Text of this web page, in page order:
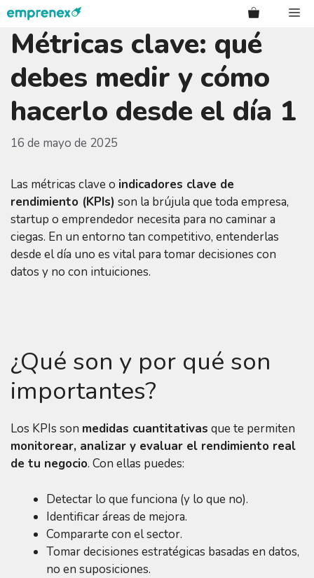
Saltar
contenido
Métricas clave: qué
debes medir y cómo
hacerlo desde el día 1
16 de mayo de 2025
Las métricas clave o indicadores clave de
rendimiento (KPIs) son la brújula que toda empresa,
startup o emprendedor necesita para no caminar a
ciegas. En un entorno tan competitivo, entenderlas
desde el día uno es vital para tomar decisiones con
datos y no con intuiciones.
¿Qué son y por qué son
importantes?
Los KPIs son medidas cuantitativas que te permiten
monitorear, analizar y evaluar el rendimiento real
de tu negocio. Con ellas puedes:
Detectar lo que funciona (y lo que no).
Identificar áreas de mejora.
Compararte con el sector.
Tomar decisiones estratégicas basadas en datos,
no en suposiciones.